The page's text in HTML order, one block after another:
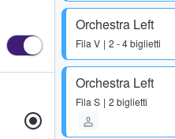
Orchestra Left
Fila V 2 - 4 biglietti
Orchestra Left
Fila S 2 biglietti